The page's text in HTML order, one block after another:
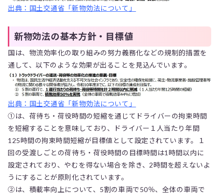
出典：国土交通省「新物効法について」
新物効法の基本方針・目標値
国は、物流効率化の取り組みの努力義務化などの規制的措置を
通して、以下のような効果が出ることを見込んでいます。
出典：国土交通省「新物効法について」
①は、荷待ち・荷役時間の短縮を通じてドライバーの拘束時間
を短縮することを意味しており、ドライバー１人当たり年間
125時間の拘束時間短縮が目標値として設定されています。１
回の受渡しごとの荷待ち・荷役時間の目標時間は1時間以内に
設定されており、やむを得ない場合を除き、2時間を超えないよ
うにすることが原則化されています。
➁は、積載率向上について、5割の車両で50％、全体の車両で